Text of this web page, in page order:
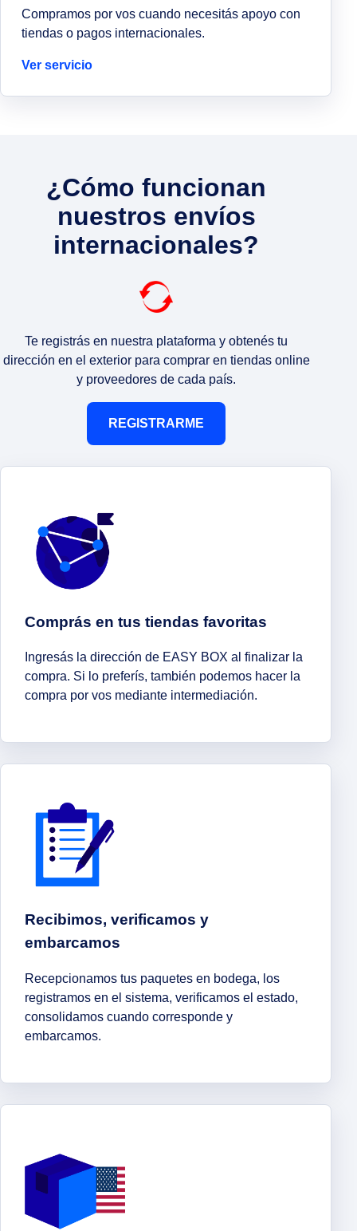
Compramos por vos cuando necesitás apoyo con
tiendas o pagos internacionales.
Ver servicio
¿Cómo funcionan
nuestros envíos
internacionales?
Te registrás en nuestra plataforma y obtenés tu
dirección en el exterior para comprar en tiendas online
y proveedores de cada país.
REGISTRARME
Comprás en tus tiendas favoritas
Ingresás la dirección de EASY BOX al finalizar la
compra. Si lo preferís, también podemos hacer la
compra por vos mediante intermediación.
Recibimos, verificamos y
embarcamos
Recepcionamos tus paquetes en bodega, los
registramos en el sistema, verificamos el estado,
consolidamos cuando corresponde y
embarcamos.